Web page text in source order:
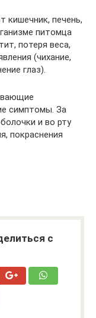
кишечник, печень,
питомца
потеря веса,
(чихание,
глаз).
симптомы. За
и во рту
покраснения
с